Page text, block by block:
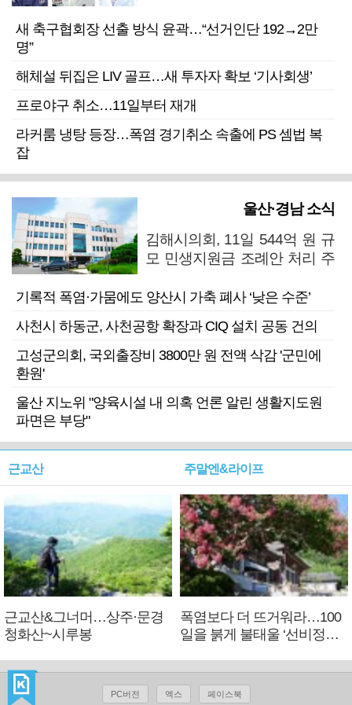
새 축구협회장 선출 방식 윤곽…“선거인단 192→2만
명”
해체설 뒤집은 LIV 골프…새 투자자 확보 ‘기사회생’
프로야구 취소…11일부터 재개
라커룸 냉탕 등장…폭염 경기취소 속출에 PS 셈법 복
잡
울산·경남 소식
김해시의회, 11일 544억 원 규
모 민생지원금 조례안 처리 주
기록적 폭염·가뭄에도 양산시 가축 폐사 ‘낮은 수준’
사천시 하동군, 사천공항 확장과 CIQ 설치 공동 건의
고성군의회, 국외출장비 3800만 원 전액 삭감 '군민에
환원'
울산 지노위 "양육시설 내 의혹 언론 알린 생활지도원
파면은 부당"
근교산
근교산&그너머…상주·문경
청화산~시루봉
주말엔&라이프
폭염보다 더 뜨거워라…100
일을 붉게 불태울 ‘선비정신’
PC버전 엑스 페이스북